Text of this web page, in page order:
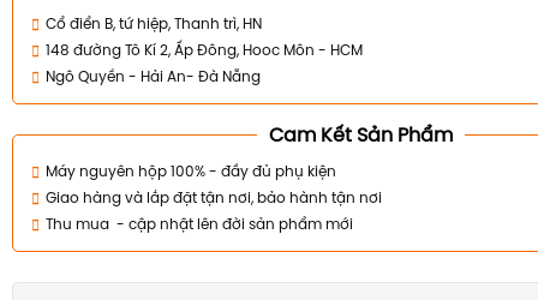
Cổ điển B, tứ hiệp, Thanh trì, HN
148 đường Tô Kí 2, Ấp Đông, Hooc Môn - HCM
Ngô Quyền - Hải An- Đà Nẵng
Cam Kết Sản Phẩm
Máy nguyên hộp 100% - đầy đủ phụ kiện
Giao hàng và lắp đặt tận nơi, bảo hành tận nơi
Thu mua - cập nhật lên đời sản phẩm mới